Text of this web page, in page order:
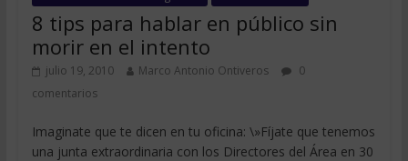
8 tips para hablar en público sin
morir en el intento
julio 19, 2010 Marco Antonio Ontiveros
0
comentarios
Imaginate que te dicen en tu oficina: \»Fíjate que tenemos
una junta extraordinaria con los Directores del Área en 30